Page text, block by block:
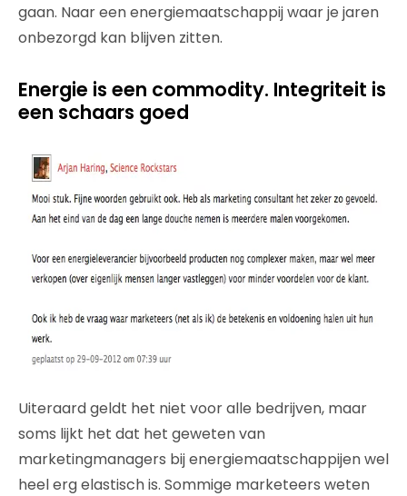
gaan. Naar een energiemaatschappij waar je jaren
onbezorgd kan blijven zitten.
Energie is een commodity. Integriteit is
een schaars goed
Uiteraard geldt het niet voor alle bedrijven, maar
soms lijkt het dat het geweten van
marketingmanagers bij energiemaatschappijen wel
heel erg elastisch is. Sommige marketeers weten